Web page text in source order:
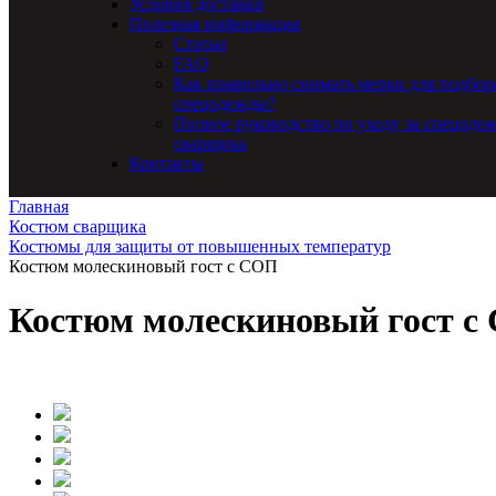
Условия доставки
Полезная информация
Статьи
FAQ
Как правильно снимать мерки для
спецодежды?
Полное руководство по уходу за
сварщика
Контакты
Главная
Костюм сварщика
Костюмы для защиты от повышенных температур
Костюм молескиновый гост с СОП
Костюм молескиновый гост